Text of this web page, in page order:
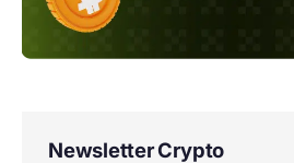
Newsletter Crypto